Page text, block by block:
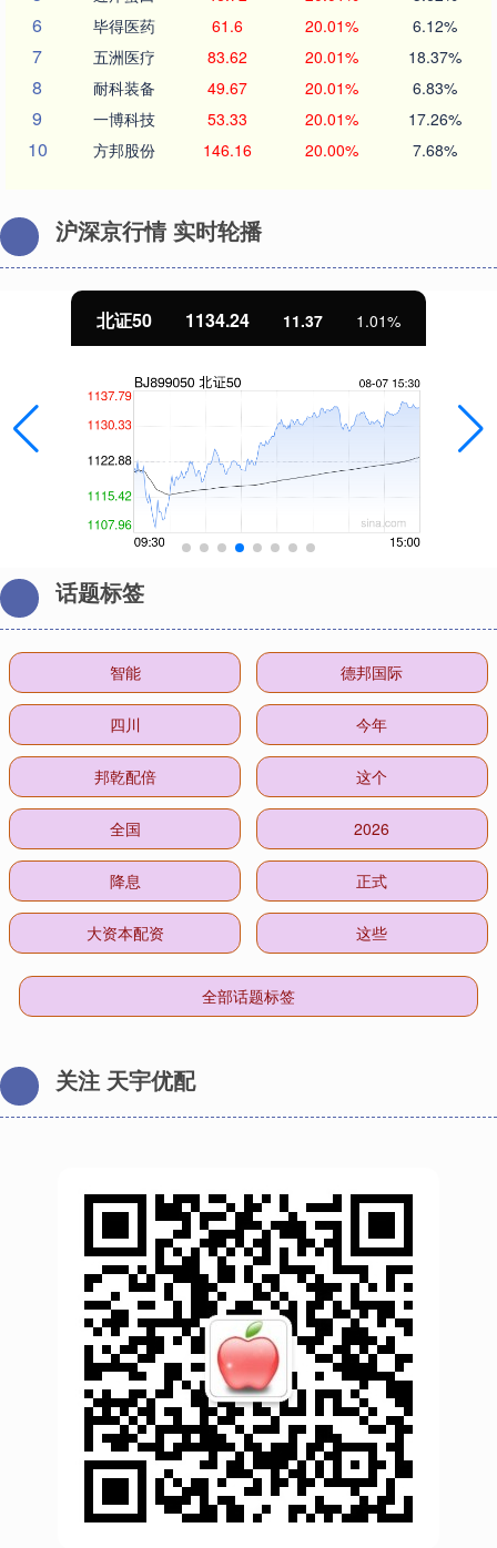
6 毕得医药 61.6 20.01% 6.12%
7 五洲医疗 83.62 20.01% 18.37%
8 耐科装备 49.67 20.01% 6.83%
9 一博科技 53.33 20.01% 17.26%
10 方邦股份 146.16 20.00% 7.68%
沪深京行情 实时轮播
北证50 1134.24 11.37 1.01%
话题标签
智能 德邦国际
四川 今年
邦乾配倍 这个
全国 2026
降息 正式
大资本配资 这些
全部话题标签
关注 天宇优配